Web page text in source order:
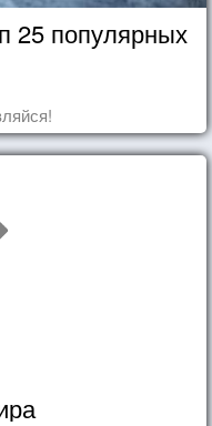
25 популярных